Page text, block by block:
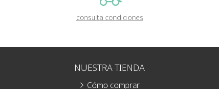
consulta condiciones
NUESTRA TIENDA
Cómo comprar